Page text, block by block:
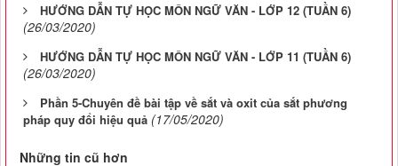
HƯỚNG DẪN TỰ HỌC MÔN NGỮ VĂN - LỚP 12 (TUẦN 6)
(26/03/2020)
HƯỚNG DẪN TỰ HỌC MÔN NGỮ VĂN - LỚP 11 (TUẦN 6)
(26/03/2020)
Phần 5-Chuyên đề bài tập về sắt và oxit của sắt phương
pháp quy đổi hiệu quả (17/05/2020)
Những tin cũ hơn